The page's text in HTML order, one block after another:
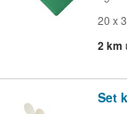
20 x
2 km
Set